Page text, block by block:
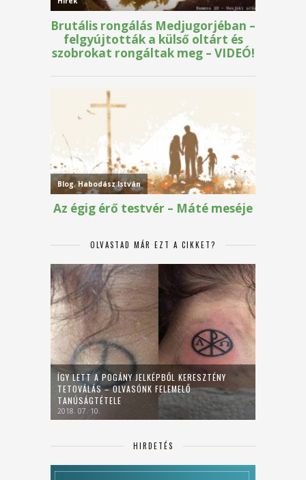
OLVASTAD MÁR EZT A CIKKET?
ÍGY LETT A POGÁNY JELKÉPBŐL KERESZTÉNY
TETOVÁLÁS – OLVASÓNK FELEMELŐ
TANÚSÁGTÉTELE
2018. 07. 10.
HIRDETÉS